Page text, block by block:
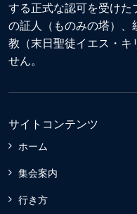
する正式な認可を受けた
の証人（ものみの塔）、
教（末日聖徒イエス・キ
せん。
サイトコンテンツ
ホーム
集会案内
行き方